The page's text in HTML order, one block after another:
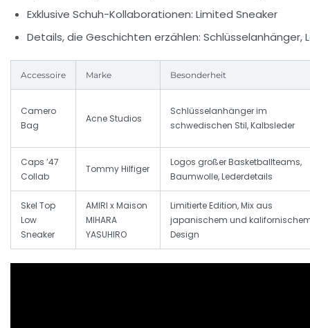
Exklusive Schuh-Kollaborationen: Limited Sneaker
Details, die Geschichten erzählen: Schlüsselanhänger,
Accessoire Marke Besonderheit
Camero
Bag
Acne Studios
Schlüsselanhänger im
schwedischen Stil, Kalbsleder
Caps ’47
Collab
Tommy Hilfiger
Logos großer Basketballteams,
Baumwolle, Lederdetails
Skel Top
Low
Sneaker
AMIRI x Maison
MIHARA
YASUHIRO
Limitierte Edition, Mix aus
japanischem und
Design